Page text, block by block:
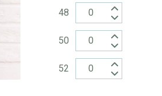
48
50
52